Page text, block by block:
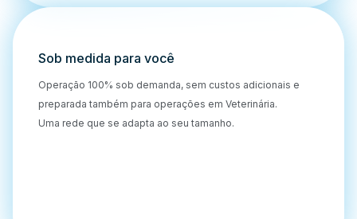
Sob medida para você
Operação 100% sob demanda, sem custos adicionais e
preparada também para operações em Veterinária.
Uma rede que se adapta ao seu tamanho.